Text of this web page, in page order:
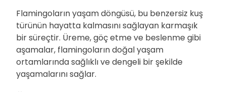
Flamingoların yaşam döngüsü, bu benzersiz kuş
türünün hayatta kalmasını sağlayan karmaşık
bir süreçtir. Üreme, göç etme ve beslenme gibi
aşamalar, flamingoların doğal yaşam
ortamlarında sağlıklı ve dengeli bir şekilde
yaşamalarını sağlar.